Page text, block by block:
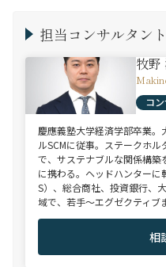
担当コンサルタント
牧野
コ
慶應義塾大学経済学部卒業
ルSCMに従事。ステークホ
で、サステナブルな関係構
に携わる。ヘッドハンターに
S）、総合商社、投資銀行、
域で、若手～エグゼクティブ
相